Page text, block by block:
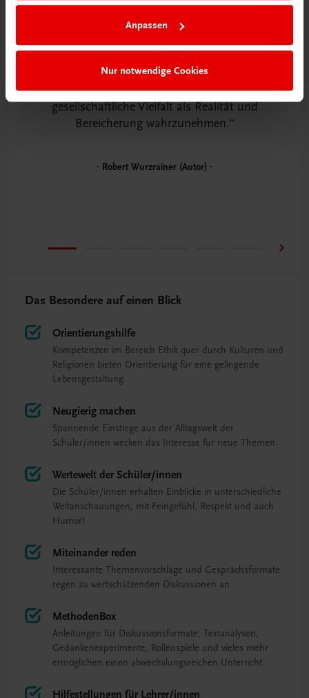
Anpassen
Nur notwendige Cookies
gestalten. Das Bewusstsein der Schülerinnen und
Schüler soll dahingehend gestärkt werden, die
gesellschaftliche Vielfalt als Realität und
Bereicherung wahrzunehmen.
Robert Wurzrainer (Autor)
Das Besondere auf einen Blick
Orientierungshilfe
Kompetenzen im Bereich Ethik quer durch Kulturen und
Religionen bieten Orientierung für eine gelingende
Lebensgestaltung.
Neugierig machen
Spannende Einstiege aus der Alltagswelt der
Schüler/innen wecken das Interesse für neue Themen.
Wertewelt der Schüler/innen
Die Schüler/innen erhalten Einblicke in unterschiedliche
Weltanschauungen, mit Feingefühl, Respekt und auch
Humor!
Miteinander reden
Interessante Themenvorschläge und Gesprächsformate
regen zu wertschätzenden Diskussionen an.
MethodenBox
Anleitungen für Diskussionsformate, Textanalysen,
Gedankenexperimente, Rollenspiele und vieles mehr
ermöglichen einen abwechslungsreichen Unterricht.
Hilfestellungen für Lehrer/innen